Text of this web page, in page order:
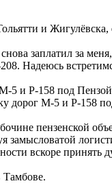
и
заплатил за меня,
Надеюсь
дорог M-5 и P-158
пензенской
замысловатой
вскоре принять
Тамбове.